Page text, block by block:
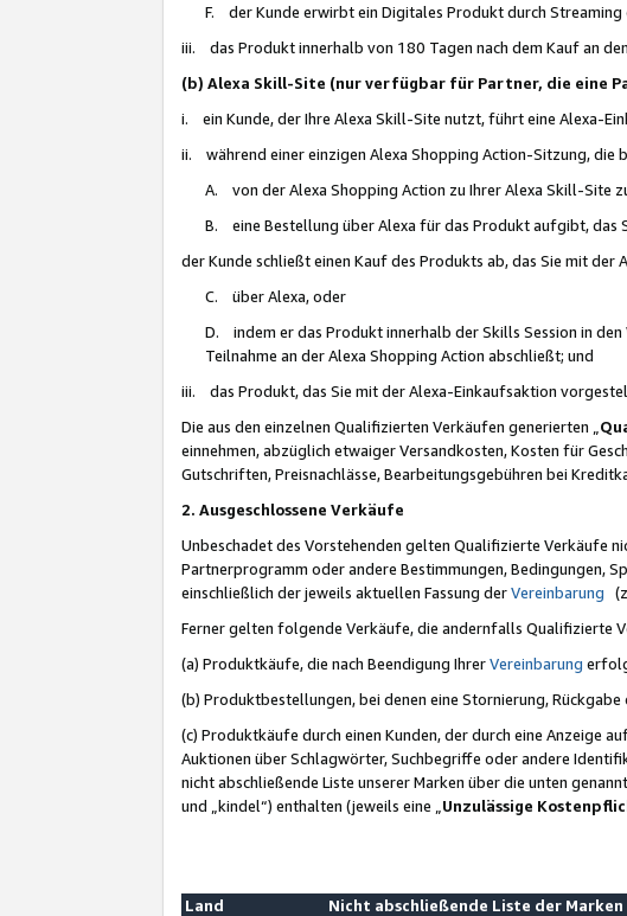
F. der Kunde erwirbt ein Digitales Produkt durch
iii. das Produkt innerhalb von 180 Tagen nach dem Kauf an
(b) Alexa Skill-Site (nur verfügbar für Partner, die eine
i. ein Kunde, der Ihre Alexa Skill-Site nutzt, führt eine Alexa-
ii. während einer einzigen Alexa Shopping Action-Sitzung, die
A. von der Alexa Shopping Action zu Ihrer Alexa Skill-Site
B. eine Bestellung über Alexa für das Produkt aufgibt, das
der Kunde schließt einen Kauf des Produkts ab, das Sie mit
C. über Alexa, oder
D. indem er das Produkt innerhalb der Skills Session in
Teilnahme an der Alexa Shopping Action abschließt; und
iii. das Produkt, das Sie mit der Alexa-Einkaufsaktion
Die aus den einzelnen Qualifizierten Verkäufen generierten „
einnehmen, abzüglich etwaiger Versandkosten, Kosten für
Gutschriften, Preisnachlässe, Bearbeitungsgebühren bei
2. Ausgeschlossene Verkäufe
Unbeschadet des Vorstehenden gelten Qualifizierte Verkäufe
Partnerprogramm oder andere Bestimmungen, Bedingungen,
einschließlich der jeweils aktuellen Fassung derVereinbarung
Ferner gelten folgende Verkäufe, die andernfalls Qualifizierte
(a) Produktkäufe, die nach Beendigung IhrerVereinbarung
(b) Produktbestellungen, bei denen eine Stornierung,
(c) Produktkäufe durch einen Kunden, der durch eine Anzeige
Auktionen über Schlagwörter, Suchbegriffe oder andere
nicht abschließende Liste unserer Marken über die unten
und „kindel“) enthalten (jeweils eine „ Unzulässige
Land
Nicht abschließende Liste der Marken